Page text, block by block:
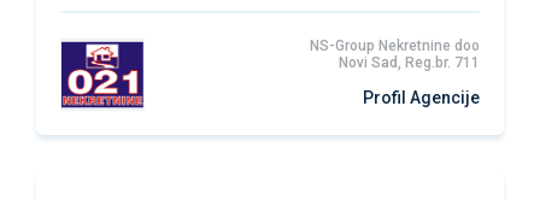
NS-Group Nekretnine doo
Novi Sad, Reg.br. 711
Profil Agencije